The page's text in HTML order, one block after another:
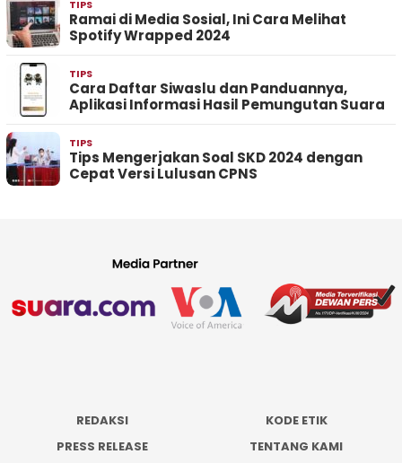
TIPS
Ramai di Media Sosial, Ini Cara Melihat
Spotify Wrapped 2024
TIPS
Cara Daftar Siwaslu dan Panduannya,
Aplikasi Informasi Hasil Pemungutan Suara
TIPS
Tips Mengerjakan Soal SKD 2024 dengan
Cepat Versi Lulusan CPNS
REDAKSI
KODE ETIK
PRESS RELEASE
TENTANG KAMI